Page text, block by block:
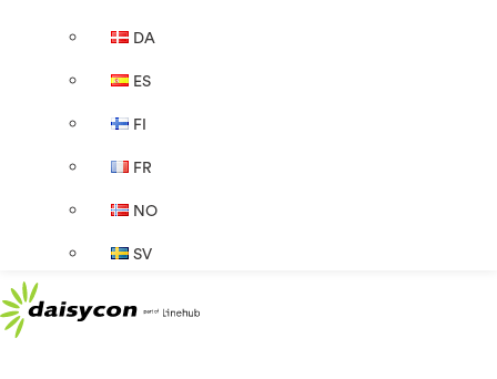
DA
ES
FI
FR
NO
SV